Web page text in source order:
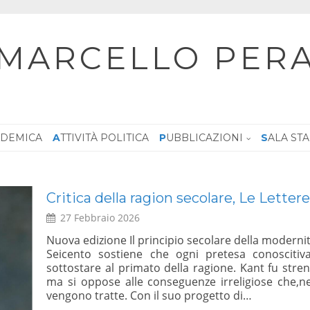
ATTIVITÀ POLITICA PUBBLICAZIONI SALA
dal
ne
Dialogo, Le ragioni del SI – Sala
Giustiniani, 5 febbraio 2026 ore 10:00 –
30 Gennaio 2026
Su iniziativa del Sen. Marcello Pera –
dei magistrati – Dialogo: le Ragioni del Si – Roma
LEGGI TUTTO